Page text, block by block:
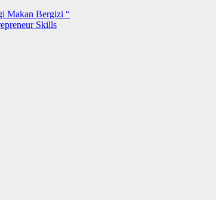
Makan Bergizi “
Skills